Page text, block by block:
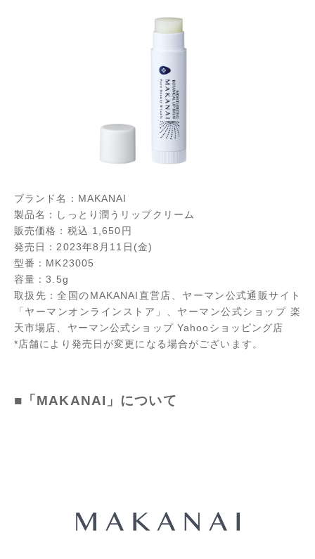
ブランド名：MAKANAI
製品名：しっとり潤うリップクリーム
販売価格：税込 1,650円
発売日：2023年8月11日(金)
型番：MK23005
容量：3.5g
取扱先：全国のMAKANAI直営店、ヤーマン公式通販サイト
「ヤーマンオンラインストア」、ヤーマン公式ショップ 楽
天市場店、ヤーマン公式ショップ Yahooショッピング店
*店舗により発売日が変更になる場合がございます。
■「MAKANAI」について